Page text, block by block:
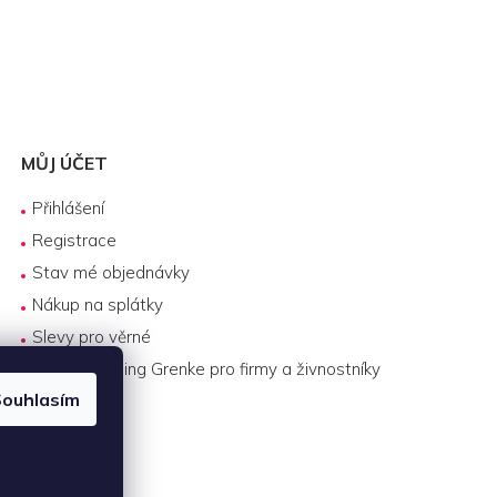
MŮJ ÚČET
Přihlášení
Registrace
Stav mé objednávky
Nákup na splátky
Slevy pro věrné
Byznys leasing Grenke pro firmy a živnostníky